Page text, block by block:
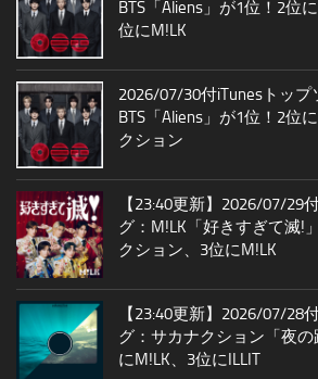
BTS「Aliens」が1位！2位
位にM!LK
2026/07/30付iTunesトップ
BTS「Aliens」が1位！2位
クション
【23:40更新】2026/07/29
グ：M!LK「好きすぎて滅!
クション、3位にM!LK
【23:40更新】2026/07/28
グ：サカナクション「夜
にM!LK、3位にILLIT